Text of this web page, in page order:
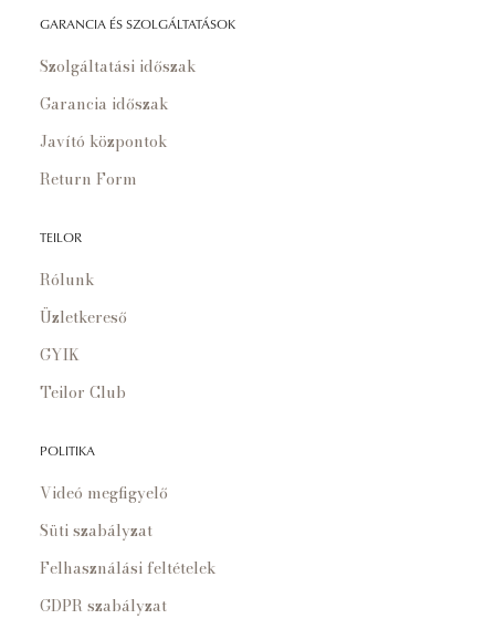
GARANCIA ÉS SZOLGÁLTATÁSOK
Szolgáltatási időszak
Garancia időszak
Javító központok
Return Form
TEILOR
Rólunk
Üzletkereső
GYIK
Teilor Club
POLITIKA
Videó megfigyelő
Süti szabályzat
Felhasználási feltételek
GDPR szabályzat